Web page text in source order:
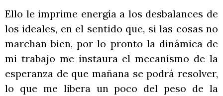
Ello le imprime energía a los desbalances de
los ideales, en el sentido que, si las cosas no
marchan bien, por lo pronto la dinámica de
mi trabajo me instaura el mecanismo de la
esperanza de que mañana se podrá resolver,
lo que me libera un poco del peso de la